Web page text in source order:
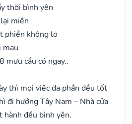
thời bình yên
miền
phiền không lo
mau
mưu cầu có ngay..
thì mọi việc đa phần đều tốt
đi hướng Tây Nam – Nhà cửa
hành đều bình yên.